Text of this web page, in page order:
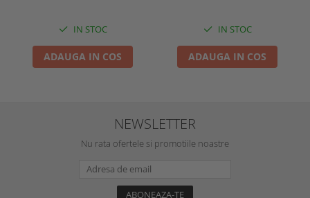
IN STOC
ADAUGA IN COS
IN STOC
ADAUGA IN COS
NEWSLETTER
Nu rata ofertele si promotiile noastre